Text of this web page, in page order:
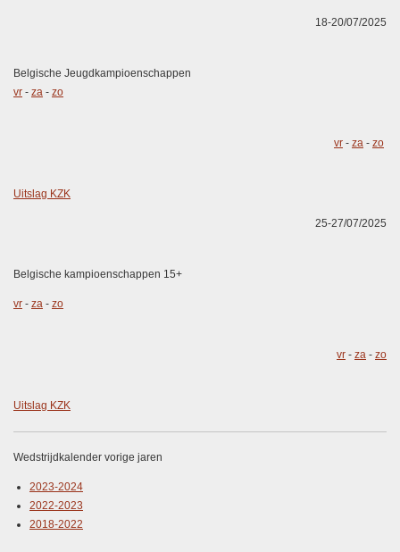
18-20/07/2025
Belgische Jeugdkampioenschappen
vr - za - zo
vr - za - zo
Uitslag KZK
25-27/07/2025
Belgische kampioenschappen 15+
vr - za - zo
vr - za - zo
Uitslag KZK
Wedstrijdkalender vorige jaren
2023-2024
2022-2023
2018-2022